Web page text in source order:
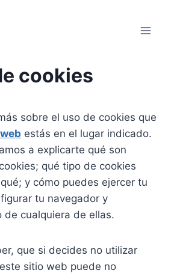
cookies
sobre el uso de cookies que
estás en el lugar indicado.
a explicarte qué son
qué tipo de cookies
y cómo puedes ejercer tu
tu navegador y
de cualquiera de ellas.
que si decides no utilizar
sitio web puede no